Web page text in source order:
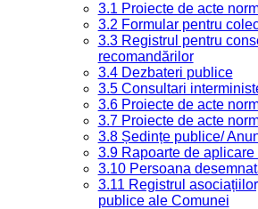
3.1 Proiecte de acte
3.2 Formular pentru
3.3 Registrul pentru
recomandărilor
3.4 Dezbateri publice
3.5 Consultari
3.6 Proiecte de acte
3.7 Proiecte de acte
3.8 Ședințe publice/
3.9 Rapoarte de
3.10 Persoana
3.11 Registrul
publice ale Comunei